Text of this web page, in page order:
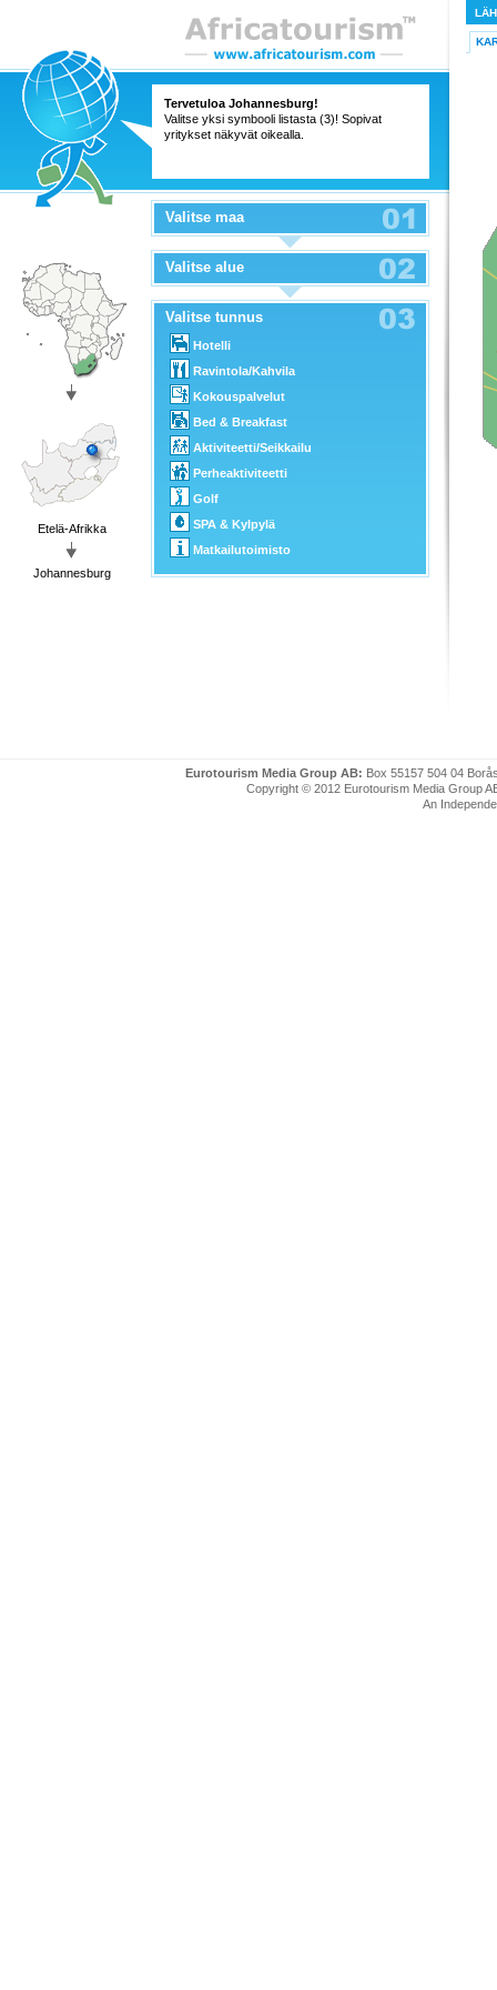
Tervetuloa Johannesburg!
Valitse yksi symbooli listasta (3)! Sopivat
yritykset näkyvät oikealla.
Etelä-Afrikka
Johannesburg
Valitse maa
Valitse alue
Valitse tunnus
Hotelli
Ravintola/Kahvila
Kokouspalvelut
Bed & Breakfast
Aktiviteetti/Seikkailu
Perheaktiviteetti
Golf
SPA & Kylpylä
Matkailutoimisto
Eurotourism Media Group AB: Box 55157 504 04
Copyright © 2012 Eurotourism Media Group
An